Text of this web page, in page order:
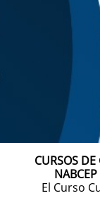
CURSOS DE
El Curso